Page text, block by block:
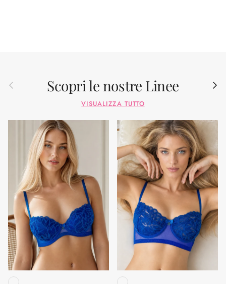
Indietro Scopri le nostre Linee
VISUALIZZA TUTTO